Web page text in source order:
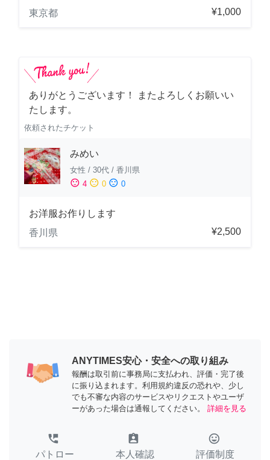
東京都
¥1,000
ありがとうございます！ またよろしくお願いい
たします。
依頼されたチケット
みめい
女性 / 30代 / 香川県
sentiment_satisfied 4 sentiment_neutral 0 sentiment_dissatisfied 0
お洋服お作りします
香川県
¥2,500
ANYTIMES安心・安全への取り組み
報酬は取引前に事務局に支払われ、評価・完了後
に振り込まれます。利用規約違反の恐れや、少し
でも不審な内容のサービスやリクエストやユーザ
ーがあった場合は通報してください。
詳細を見る
perm_phone_msg
パトロー
assignment_ind
本人確認
tag_faces
評価制度